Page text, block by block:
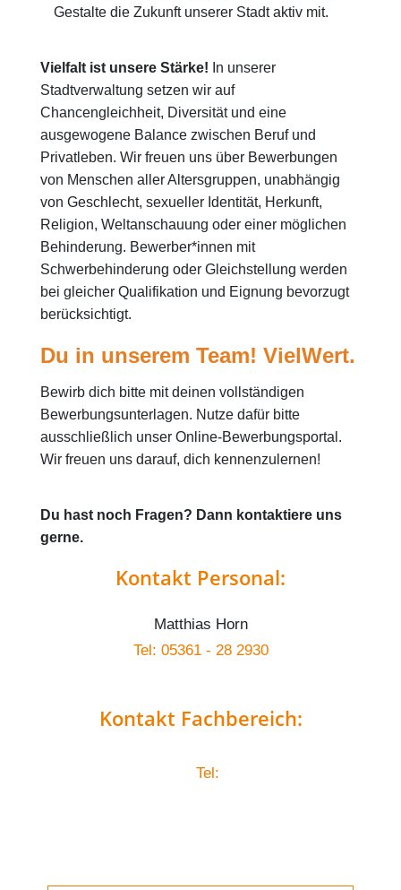
Gestalte die Zukunft unserer Stadt aktiv mit.
Vielfalt ist unsere Stärke! In unserer
Stadtverwaltung setzen wir auf
Chancengleichheit, Diversität und eine
ausgewogene Balance zwischen Beruf und
Privatleben. Wir freuen uns über Bewerbungen
von Menschen aller Altersgruppen, unabhängig
von Geschlecht, sexueller Identität, Herkunft,
Religion, Weltanschauung oder einer möglichen
Behinderung. Bewerber*innen mit
Schwerbehinderung oder Gleichstellung werden
bei gleicher Qualifikation und Eignung bevorzugt
berücksichtigt.
Du in unserem Team! VielWert.
Bewirb dich bitte mit deinen vollständigen
Bewerbungsunterlagen. Nutze dafür bitte
ausschließlich unser Online-Bewerbungsportal.
Wir freuen uns darauf, dich kennenzulernen!
Du hast noch Fragen? Dann kontaktiere uns
gerne.
Kontakt Personal:
Matthias Horn
Tel: 05361 - 28 2930
Kontakt Fachbereich:
Tel: